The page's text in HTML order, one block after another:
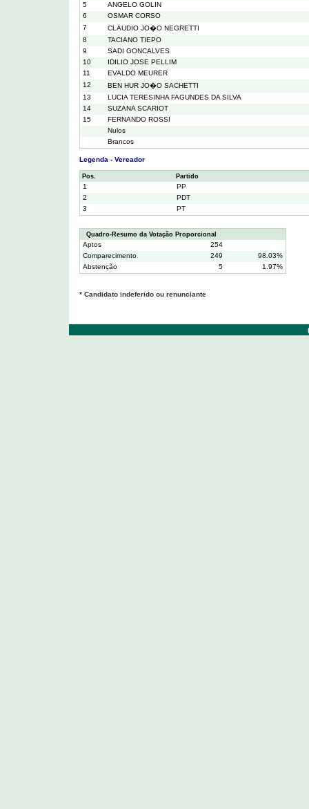
5
ANGELO GOLIN
6
OSMAR CORSO
7
CLAUDIO JO�O NEGRETTI
8
TACIANO TIEPO
9
SADI GONCALVES
10
IDILIO JOSE PELLIM
11
EVALDO MEURER
12
BEN HUR JO�O SACHETTI
13
LUCIA TERESINHA FAGUNDES DA SILVA
14
SUZANA SCARIOT
15
FERNANDO ROSSI
Nulos
Brancos
Legenda - Vereador
Pos. Partido
1
PP
2
PDT
3
PT
Quadro-Resumo da Votação Proporcional
Aptos
254
Comparecimento
249
98.03%
Abstenção
5 1.97%
* Candidato indeferido ou renunciante